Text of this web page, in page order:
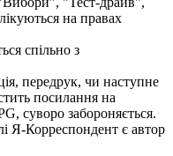
на правах
спільно з
передрук, чи наступне
посилання на
суворо забороняється.
Я-Корреспондент є автор